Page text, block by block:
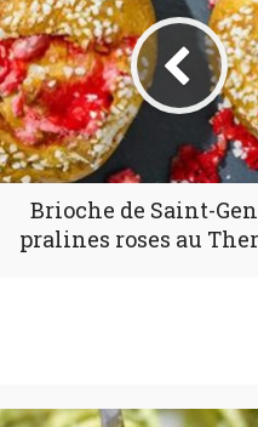
Brioche de Saint-
pralines roses au